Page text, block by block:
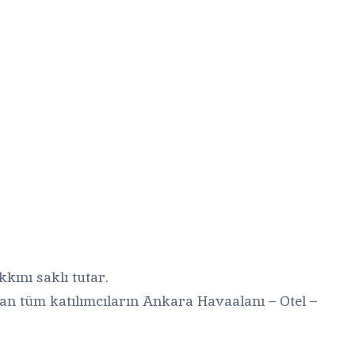
saklı tutar.
tüm katılımcıların Ankara Havaalanı – Otel –